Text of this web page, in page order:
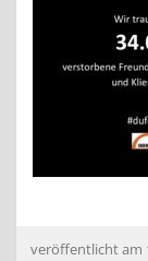
veröffentlicht am